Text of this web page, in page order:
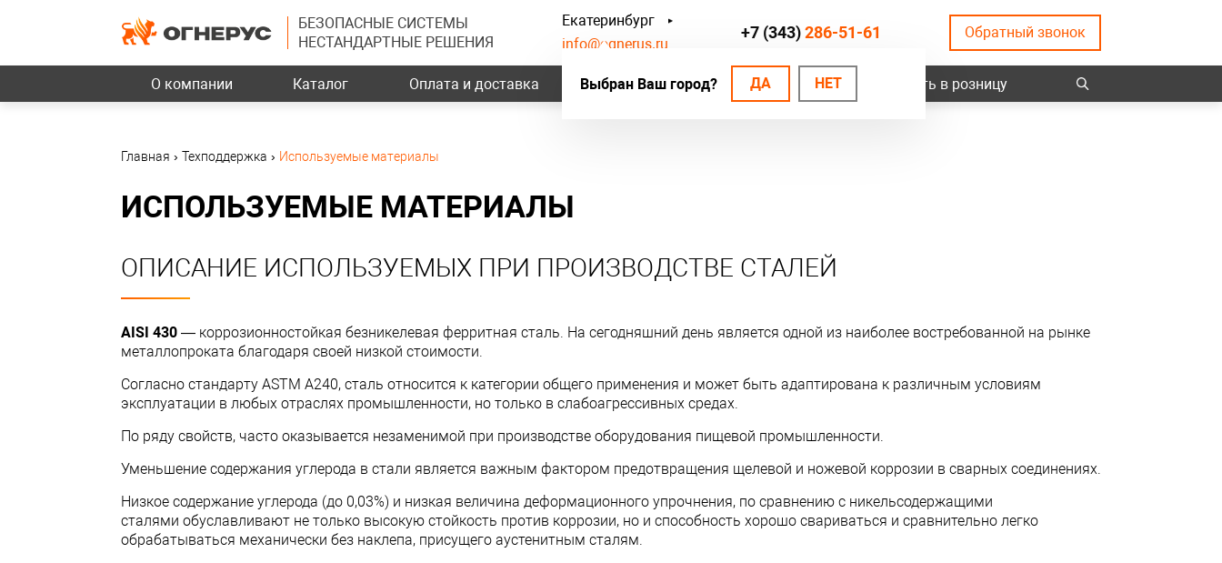
БЕЗОПАСНЫЕ СИСТЕМЫ
НЕСТАНДАРТНЫЕ РЕШЕНИЯ
Екатеринбург
Выбран Ваш город? ДА НЕТ
info@ognerus.ru
+7 (343)286-51-61 Обратный звонок
О компании Каталог Оплата и доставка Наши объекты Контакты Купить в розницу
Главная › Техподдержка › Используемые материалы
ИСПОЛЬЗУЕМЫЕ МАТЕРИАЛЫ
ОПИСАНИЕ ИСПОЛЬЗУЕМЫХ ПРИ ПРОИЗВОДСТВЕ СТАЛЕЙ
AISI 430 — коррозионностойкая безникелевая ферритная сталь. На сегодняшний день является одной из наиболее востребованной на рынке
металлопроката благодаря своей низкой стоимости.
Согласно стандарту ASTM А240, сталь относится к категории общего применения и может быть адаптирована к различным условиям
эксплуатации в любых отраслях промышленности, но только в слабоагрессивных средах.
По ряду свойств, часто оказывается незаменимой при производстве оборудования пищевой промышленности.
Уменьшение содержания углерода в стали является важным фактором предотвращения щелевой и ножевой коррозии в сварных соединениях.
Низкое содержание углерода (до 0,03%) и низкая величина деформационного упрочнения, по сравнению с никельсодержащими
сталями обуславливают не только высокую стойкость против коррозии, но и способность хорошо свариваться и сравнительно легко
обрабатываться механически без наклепа, присущего аустенитным сталям.